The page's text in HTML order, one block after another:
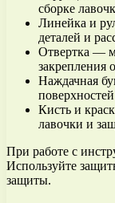
сборке
Линейка и
деталей и
Отвертка —
закрепления
Наждачная
Кисть и
лавочки и
При работе с
Используйте
защиты.